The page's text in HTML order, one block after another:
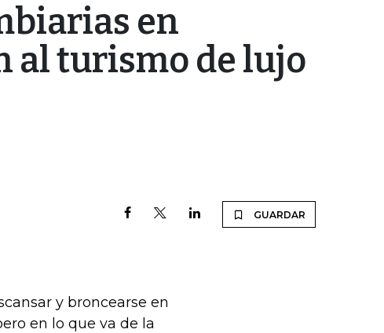
en
al turismo de lujo
GUARDAR
y broncearse en
en lo que va de la